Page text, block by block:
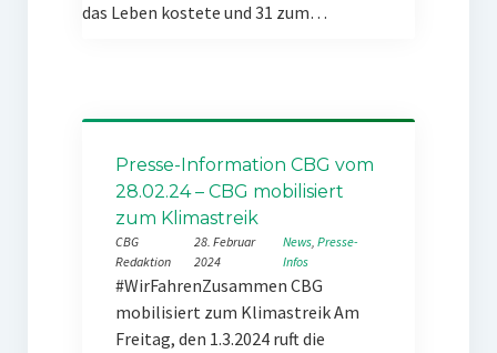
das Leben kostete und 31 zum…
Presse-Information CBG vom
28.02.24 – CBG mobilisiert
zum Klimastreik
CBG
Redaktion
28. Februar
2024
News, Presse-
Infos
#WirFahrenZusammen CBG
mobilisiert zum Klimastreik Am
Freitag, den 1.3.2024 ruft die